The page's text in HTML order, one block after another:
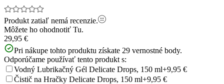
Produkt zatiaľ nemá recenzie.
Môžete ho ohodnotiť Tu.
29,95 €
Pri nákupe tohto produktu získate 29 vernostné body.
Odporúčame používať tento produkt s:
Vodný Lubrikačný Gél Delicate Drops, 150 ml+9,95 €
Čistič na Hračky Delicate Drops, 150 ml+9,95 €